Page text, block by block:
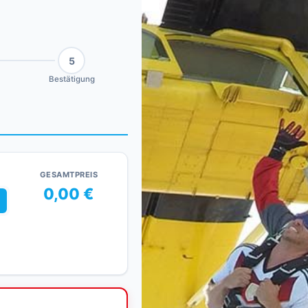
5
Bestätigung
GESAMTPREIS
0,00 €